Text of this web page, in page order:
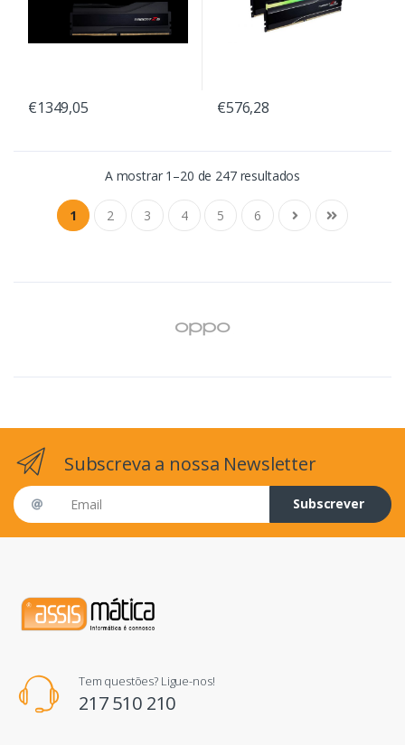
€1349,05 €576,28
A mostrar 1–20 de 247 resultados
1 2 3 4 5 6
Subscreva a nossa Newsletter
Email address
Subscrever
Tem questões? Ligue-nos!
217 510 210